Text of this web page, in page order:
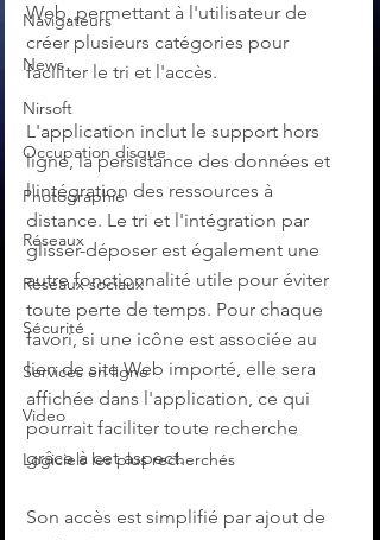
Navigateurs
News
Nirsoft
Occupation disque
Photographie
Réseaux
Réseaux sociaux
Sécurité
Services en ligne
Video
Logiciels les plus recherchés
Web, permettant à l'utilisateur de
créer plusieurs catégories pour
faciliter le tri et l'accès.
L'application inclut le support hors
ligne, la persistance des données et
l'intégration des ressources à
distance. Le tri et l'intégration par
glisser-déposer est également une
autre fonctionnalité utile pour éviter
toute perte de temps. Pour chaque
favori, si une icône est associée au
lien de site Web importé, elle sera
affichée dans l'application, ce qui
pourrait faciliter toute recherche
grâce à cet aspect.
Son accès est simplifié par ajout de